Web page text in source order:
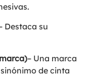
Destaca su
– Una marca
de cinta